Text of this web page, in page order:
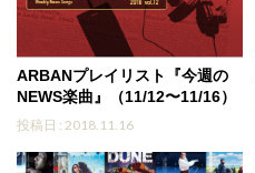
ARBANプレイリスト『今週の
NEWS楽曲』（11/12〜11/16）
投稿日 : 2018.11.16